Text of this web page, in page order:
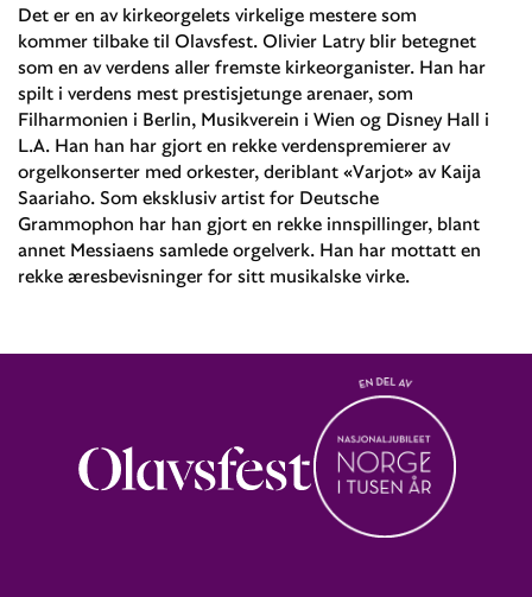
Det er en av kirkeorgelets virkelige mestere som
kommer tilbake til Olavsfest. Olivier Latry blir betegnet
som en av verdens aller fremste kirkeorganister. Han har
spilt i verdens mest prestisjetunge arenaer, som
Filharmonien i Berlin, Musikverein i Wien og Disney Hall i
L.A. Han han har gjort en rekke verdenspremierer av
orgelkonserter med orkester, deriblant «Varjot» av Kaija
Saariaho. Som eksklusiv artist for Deutsche
Grammophon har han gjort en rekke innspillinger, blant
annet Messiaens samlede orgelverk. Han har mottatt en
rekke æresbevisninger for sitt musikalske virke.